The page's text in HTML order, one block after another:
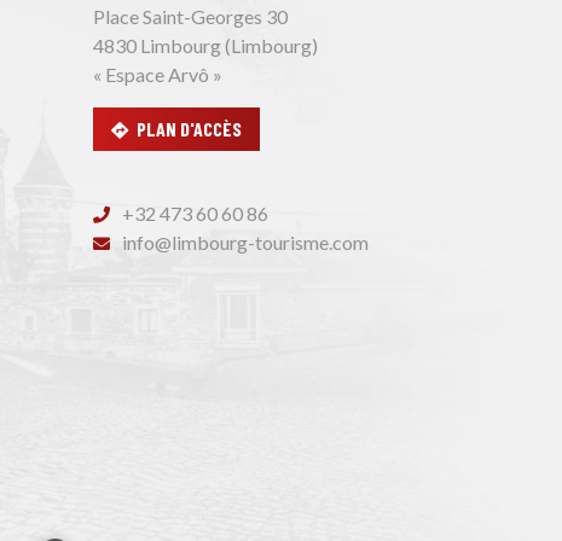
Place Saint-Georges 30
4830 Limbourg (Limbourg)
« Espace Arvô »
PLAN D'ACCÈS
+32 473 60 60 86
info@limbourg-tourisme.com